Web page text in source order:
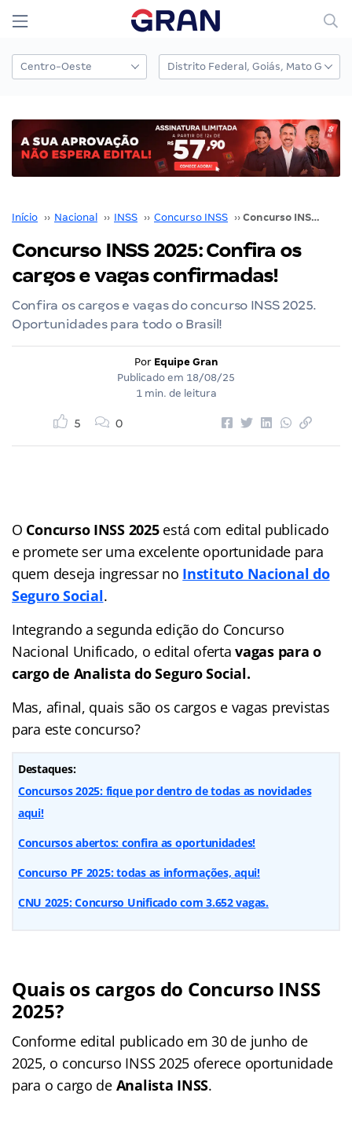
Início ›› Nacional ›› INSS ›› Concurso INSS ›› Concurso INSS 2025: Confira os cargos e vagas confirmadas!
Concurso INSS 2025: Confira os
cargos e vagas confirmadas!
Confira os cargos e vagas do concurso INSS 2025.
Oportunidades para todo o Brasil!
Por Equipe Gran
Publicado em 18/08/25
1 min. de leitura
5 0
O Concurso INSS 2025está com edital publicado
e promete ser uma excelente oportunidade para
quem deseja ingressar no Instituto Nacional do
Seguro Social.
Integrando a segunda edição do Concurso
Nacional Unificado, o edital oferta vagas para o
cargo de Analista do Seguro Social.
Mas, afinal, quais são os cargos e vagas previstas
para este concurso?
Destaques:
Concursos 2025: fique por dentro de todas as novidades
aqui!
Concursos abertos: confira as oportunidades!
Concurso PF 2025: todas as informações, aqui!
CNU 2025: Concurso Unificado com 3.652 vagas.
Quais os cargos do Concurso INSS
2025?
Conforme edital publicado em 30 de junho de
2025, o concurso INSS 2025 oferece oportunidade
para o cargo de Analista INSS.